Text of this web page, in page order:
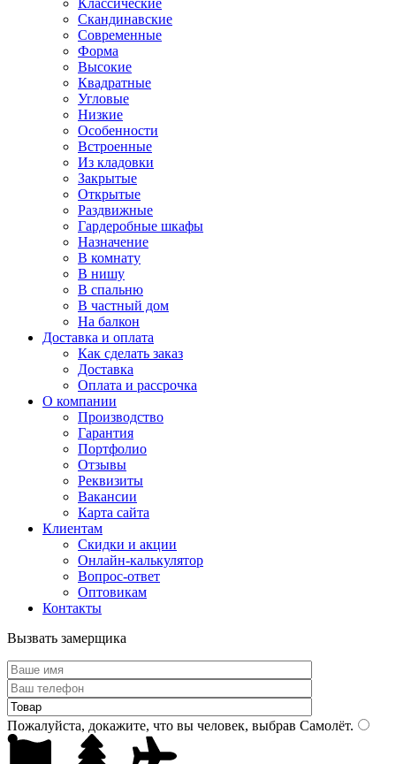
Классические
Скандинавские
Современные
Форма
Высокие
Квадратные
Угловые
Низкие
Особенности
Встроенные
Из кладовки
Закрытые
Открытые
Раздвижные
Гардеробные шкафы
Назначение
В комнату
В нишу
В спальню
В частный дом
На балкон
Доставка и оплата
Как сделать заказ
Доставка
Оплата и рассрочка
О компании
Производство
Гарантия
Портфолио
Отзывы
Реквизиты
Вакансии
Карта сайта
Клиентам
Скидки и акции
Онлайн-калькулятор
Вопрос-ответ
Оптовикам
Контакты
Вызвать замерщика
Пожалуйста, докажите, что вы человек, выбрав Самолёт.